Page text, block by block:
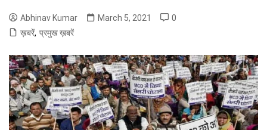
Abhinav Kumar March 5, 2021
0
ख़बरें, प्रमुख ख़बरें